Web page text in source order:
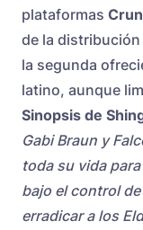
plataformas
de la distribución
la segunda
latino, aunque
Sinopsis de
Gabi Braun y
toda su vida
bajo el control
erradicar a los